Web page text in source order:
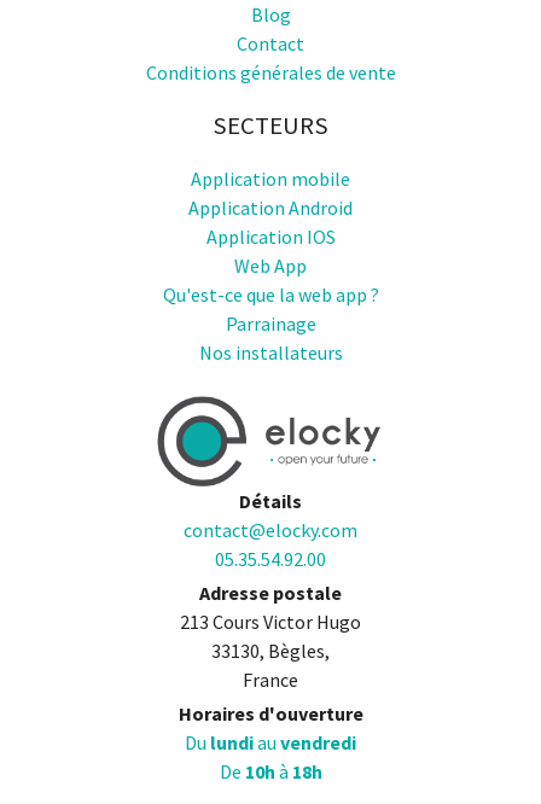
Blog
Contact
Conditions générales de vente
SECTEURS
Application mobile
Application Android
Application IOS
Web App
Qu'est-ce que la web app ?
Parrainage
Nos installateurs
Détails
contact@elocky.com
05.35.54.92.00
Adresse postale
213 Cours Victor Hugo
33130, Bègles,
France
Horaires d'ouverture
Du lundiau vendredi
De 10h à 18h